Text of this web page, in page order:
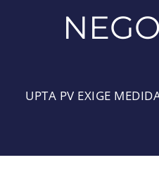
UPTA PV EXIGE